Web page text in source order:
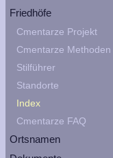
Friedhöfe
Cmentarze Projekt
Cmentarze Methoden
Stilführer
Standorte
Index
Cmentarze FAQ
Ortsnamen